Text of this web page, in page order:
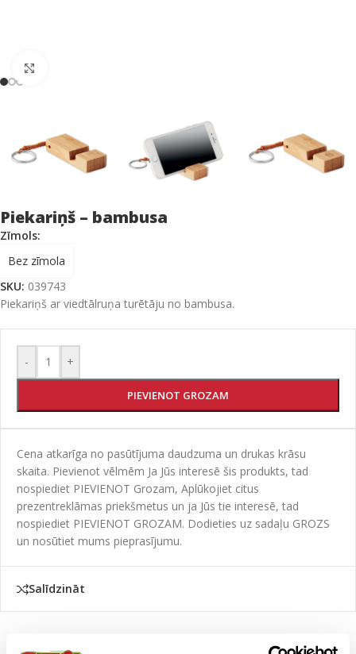
Piekariņš – bambusa
Zīmols:
Bez zīmola
SKU: 039743
Piekariņš ar viedtālruņa turētāju no bambusa.
- +
PIEVIENOT GROZAM
Cena atkarīga no pasūtījuma daudzuma un drukas krāsu
skaita. Pievienot vēlmēm Ja Jūs interesē šis produkts, tad
nospiediet PIEVIENOT Grozam, Aplūkojiet citus
prezentreklāmas priekšmetus un ja Jūs tie interesē, tad
nospiediet PIEVIENOT GROZAM. Dodieties uz sadaļu GROZS
un nosūtiet mums pieprasījumu.
Salīdzināt